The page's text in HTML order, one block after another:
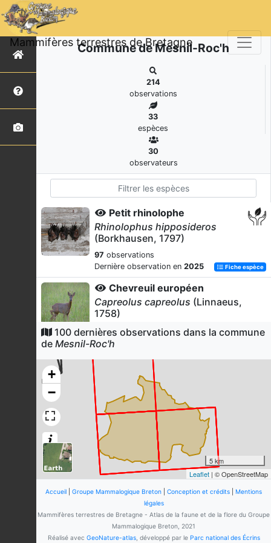
Mammifères terrestres de Bretagne
Commune de Mesnil-Roc'h
214
observations
33
espèces
30
observateurs
Petit rhinolophe
Rhinolophus hipposideros
(Borkhausen, 1797)
97 observations
Dernière observation en 2025 Fiche espèce
Chevreuil européen
Capreolus capreolus (Linnaeus,
1758)
16observations
Dernière observation en
Renard roux
Vulpes vulpes
12
observations
Dernière observation en2019
Écureuil roux
Sciurus vulgaris
Linnaeus, 1758
10observations
Dernière observation en2017 Fiche espèce
Muscardin
Muscardinus avellanarius
(Linnaeus, 1758)
observations
100 dernières observations dans la commune
de Mesnil-Roc'h
+
−
5 km
Leaflet | © OpenStreetMap
Accueil Groupe Mammalogique Breton Conception et crédits
Mentions
légales
Mammifères terrestres de Bretagne - Atlas de la faune et de la flore du Groupe
Mammalogique Breton, 2021
Réalisé avec GeoNature-atlas, développé par le Parc national des Écrins